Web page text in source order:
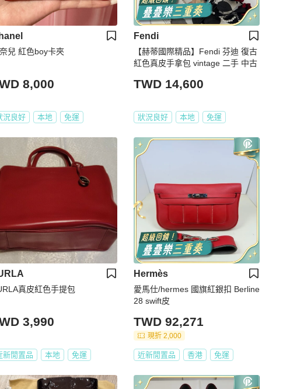
兒 紅色boy卡夾
8,000
況良好 本地 免運
Fendi
【赫蒂國際精品】Fendi 芬迪 復古
紅色真皮手拿包 vintage 二手 中古
TWD 14,600
狀況良好 本地 免運
真皮紅色手提包
3,990
新閒置品 本地 免運
Hermès
愛馬仕/hermes 國旗紅銀扣 Berline
28 swift皮
TWD 92,271
現折 2,000
近新閒置品 香港 免運